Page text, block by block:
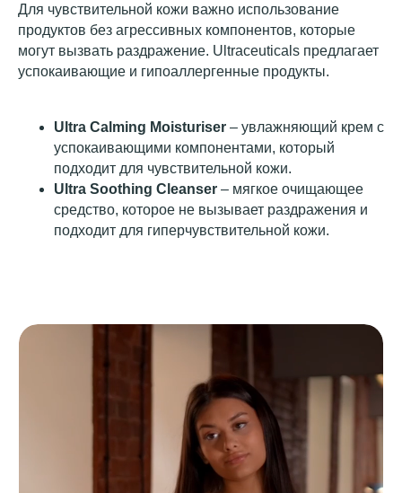
Для чувствительной кожи важно использование
продуктов без агрессивных компонентов, которые
могут вызвать раздражение. Ultraceuticals предлагает
успокаивающие и гипоаллергенные продукты.
Ultra Calming Moisturiser – увлажняющий крем с
успокаивающими компонентами, который
подходит для чувствительной кожи.
Ultra Soothing Cleanser – мягкое очищающее
средство, которое не вызывает раздражения и
подходит для гиперчувствительной кожи.